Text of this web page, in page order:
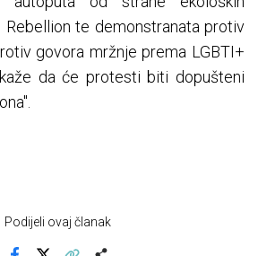
Rebellion te demonstranata protiv
govora mržnje prema LGBTI+
da će protesti biti dopušteni
Podijeli ovaj članak